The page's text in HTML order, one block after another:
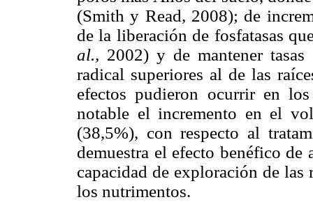
(Smith y Read, 2008); de
de la liberación de fosfatasas
al., 2002) y de mantener
radical superiores al de las
efectos pudieron ocurrir en
notable el incremento en el
(38,5%), con respecto al
demuestra el efecto benéfico
capacidad de exploración de las
los nutrimentos.